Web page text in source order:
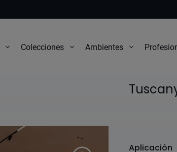
Colecciones Ambientes
Aplicación